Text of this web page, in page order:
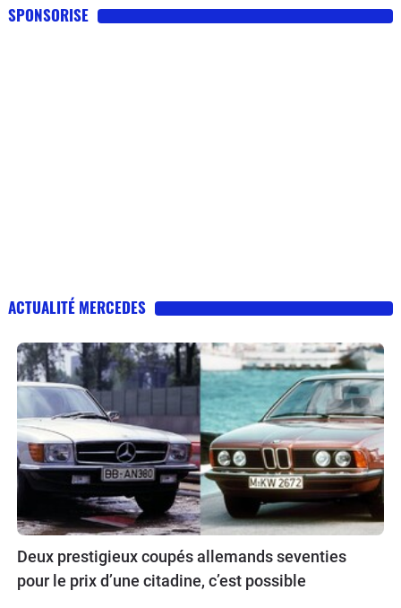
SPONSORISE
ACTUALITÉ MERCEDES
Deux prestigieux coupés allemands seventies
pour le prix d’une citadine, c’est possible